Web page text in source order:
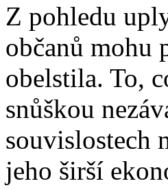
Z pohledu
občanů mohu
obelstila. To,
snůškou
souvislostech
jeho širší